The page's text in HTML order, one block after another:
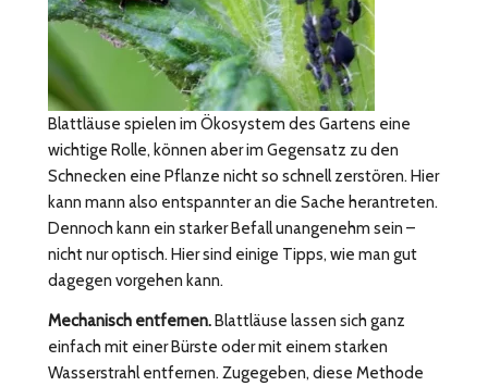
Blattläuse spielen im Ökosystem des Gartens eine
wichtige Rolle, können aber im Gegensatz zu den
Schnecken eine Pflanze nicht so schnell zerstören. Hier
kann mann also entspannter an die Sache herantreten.
Dennoch kann ein starker Befall unangenehm sein –
nicht nur optisch. Hier sind einige Tipps, wie man gut
dagegen vorgehen kann.
Mechanisch entfernen.Blattläuse lassen sich ganz
einfach mit einer Bürste oder mit einem starken
Wasserstrahl entfernen. Zugegeben, diese Methode